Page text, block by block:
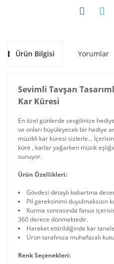
Ürün Bilgisi Yorumlar
Sevimli Tavşan
Kar Küresi
En özel günlerde sevgilinize
ve onları büyüleyecek bir hediye
müzikli kar küresi sizlerle...
küre , karlar yağarken müzik
sunuyor.
Ürün Özellikleri:
Gövdesi detaylı kabartma
Pil gereksinimi duyulmaksızın
Kurma sonrasında fanus
360 derece dönmektedir.
Hareket ettirildiğinde kar
Ürün tarafınıza muhafazalı
Renk Seçenekleri: